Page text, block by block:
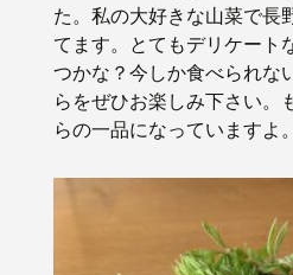
た。私の大好きな山菜で長
てます。とてもデリケート
つかな？今しか食べられな
らをぜひお楽しみ下さい。
らの一品になっていますよ。